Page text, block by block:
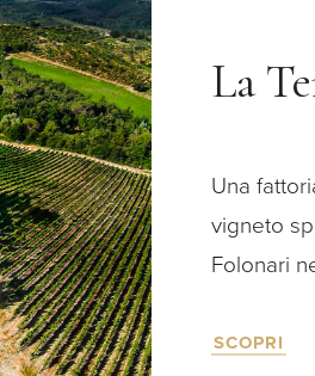
La
Una
vigneto
Folonari
SCOPRI